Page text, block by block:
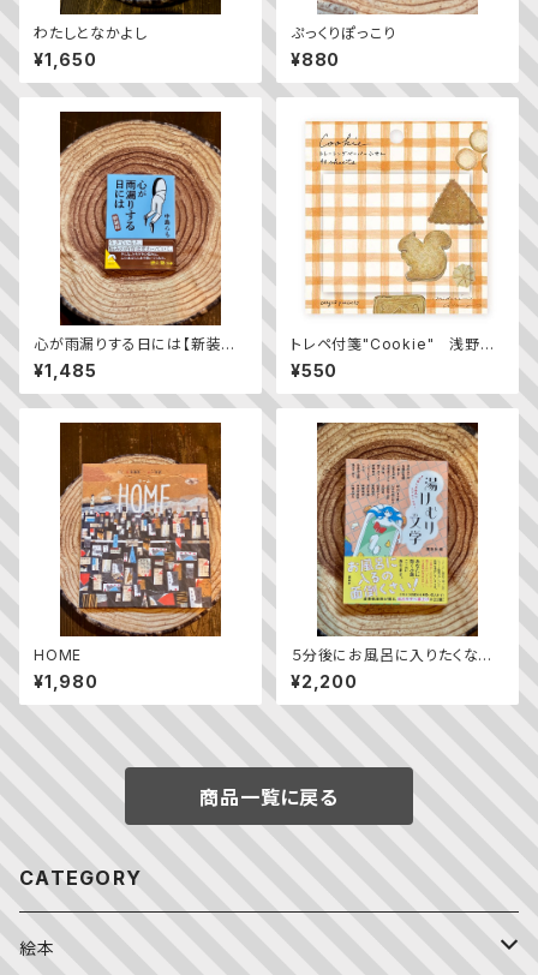
わたしとなかよし
¥1,650
ぷっくりぽっこり
¥880
心が雨漏りする日には【新装版】
／ 中島らも
¥1,485
トレペ付箋"Cookie" 浅野み
どり
¥550
HOME
¥1,980
５分後にお風呂に入りたくなる！
湯けむり文学
¥2,200
商品一覧に戻る
CATEGORY
絵本